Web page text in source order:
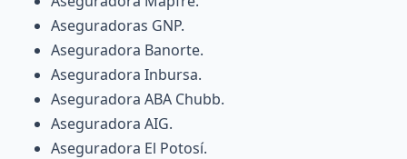
Aseguradoras GNP.
Aseguradora Banorte.
Aseguradora Inbursa.
Aseguradora ABA Chubb.
Aseguradora AIG.
Aseguradora El Potosí.